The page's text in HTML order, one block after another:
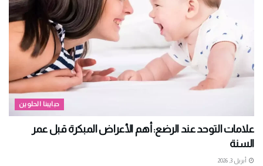
حبايبنا الحلوين
علامات التوحد عند الرضع: أهم الأعراض المبكرة قبل عمر
السنة
أبريل 3, 2026